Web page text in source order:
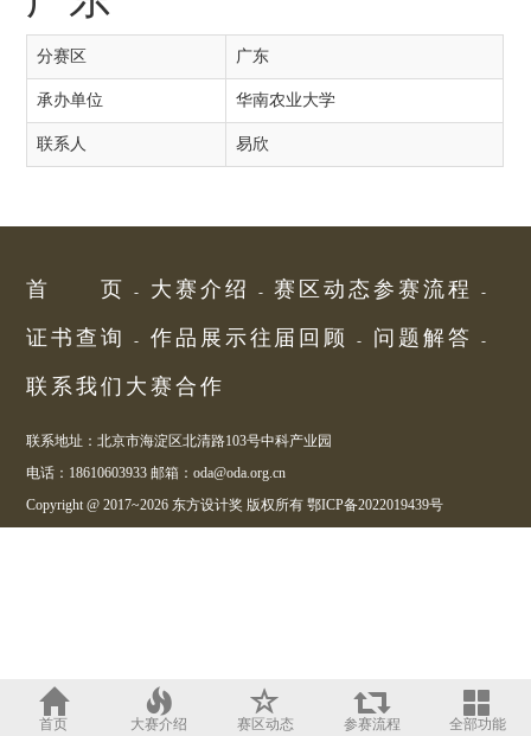
分赛区 广东
承办单位 华南农业大学
联系人 易欣
首页 大赛介绍 赛区动态 参赛流程 全部功能
首页 大赛介绍 赛区动态 参赛流程
证书查询 作品展示往届回顾 问题解答
联系我们 大赛合作
联系地址：北京市海淀区北清路103号中科产业园
电话：18610603933 邮箱：oda@oda.org.cn
Copyright @ 2017~2026 东方设计奖 版权所有鄂ICP备2022019439号